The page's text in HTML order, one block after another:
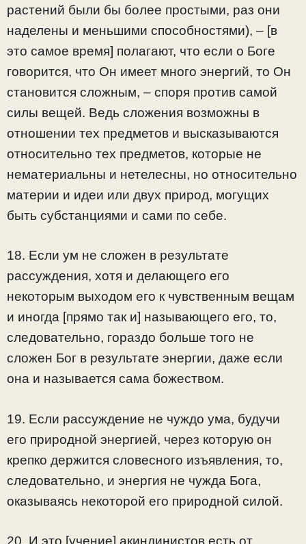
растений были бы более простыми, раз они
наделены и меньшими способностями), – [в
это самое время] полагают, что если о Боге
говорится, что Он имеет много энергий, то Он
становится сложным, – споря против самой
силы вещей. Ведь сложения возможны в
отношении тех предметов и высказываются
относительно тех предметов, которые не
нематериальны и нетелесны, но относительно
материи и идеи или двух природ, могущих
быть субстанциями и сами по себе.
18. Если ум не сложен в результате
рассуждения, хотя и делающего его
некоторым выходом его к чувственным вещам
и иногда [прямо так и] называющего его, то,
следовательно, гораздо больше того не
сложен Бог в результате энергии, даже если
она и называется сама божеством.
19. Если рассуждение не чуждо ума, будучи
его природной энергией, через которую он
крепко держится словесного изъявления, то,
следовательно, и энергия не чужда Бога,
оказываясь некоторой его природной силой.
20. И это [учение] акиндинистов есть от